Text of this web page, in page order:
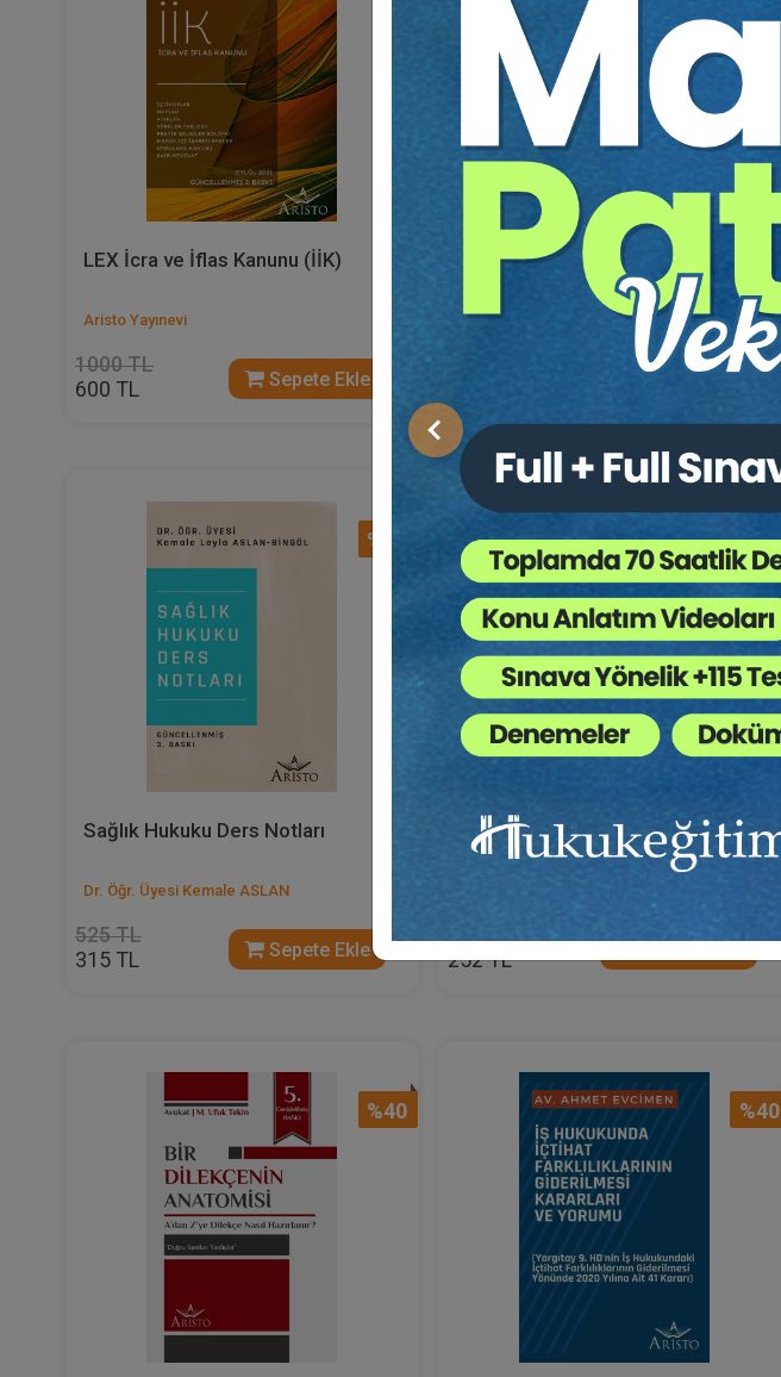
Önceki
LEX İcra ve İflas Kanunu (İİK)
Aristo Yayınevi
1000 TL
600 TL Sepete Ekle
LEX İş Kanunu (İşK)
Aristo Yayınevi
Sepete Ekle
%40
Sağlık Hukuku Ders Notları
Dr. Öğr. Üyesi Kemale ASLAN
525 TL
315 TL Sepete Ekle
%40
Ceza Hukuku Ders Kitabı "Özel
Hükümler"
420 TL
252 TL
%40 %40